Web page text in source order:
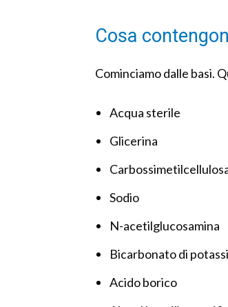
Cosa
Cominciamo dalle basi.
Acqua sterile
Glicerina
Sodio
N-acetilglucosamina
Bicarbonato di
Acido borico